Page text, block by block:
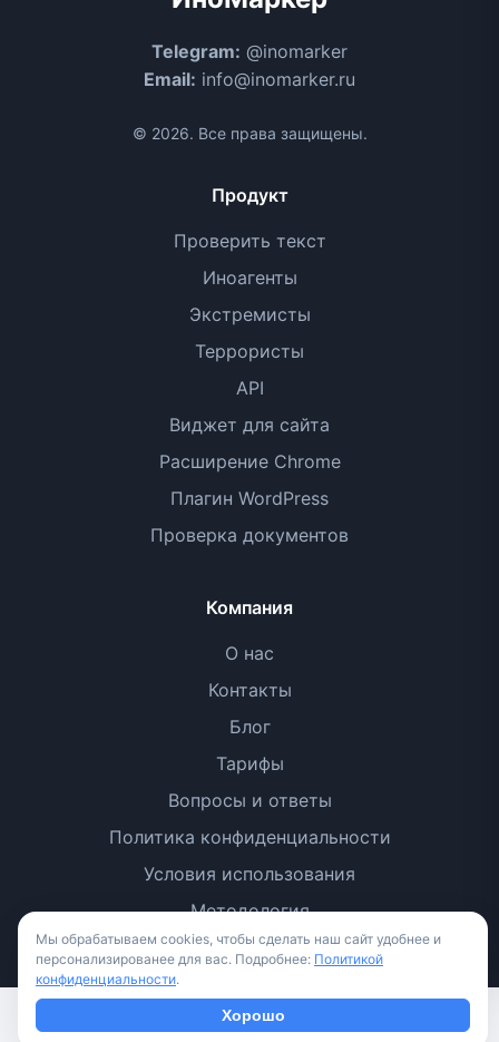
Telegram: @inomarker
Email: info@inomarker.ru
© 2026. Все права защищены.
Продукт
Проверить текст
Иноагенты
Экстремисты
Террористы
API
Виджет для сайта
Расширение Chrome
Плагин WordPress
Проверка документов
Компания
О нас
Контакты
Блог
Тарифы
Вопросы и ответы
Политика конфиденциальности
Условия использования
Методология
Мы обрабатываем cookies, чтобы сделать наш сайт удобнее и
персонализированее для вас. Подробнее: Политикой
конфиденциальности.
Хорошо